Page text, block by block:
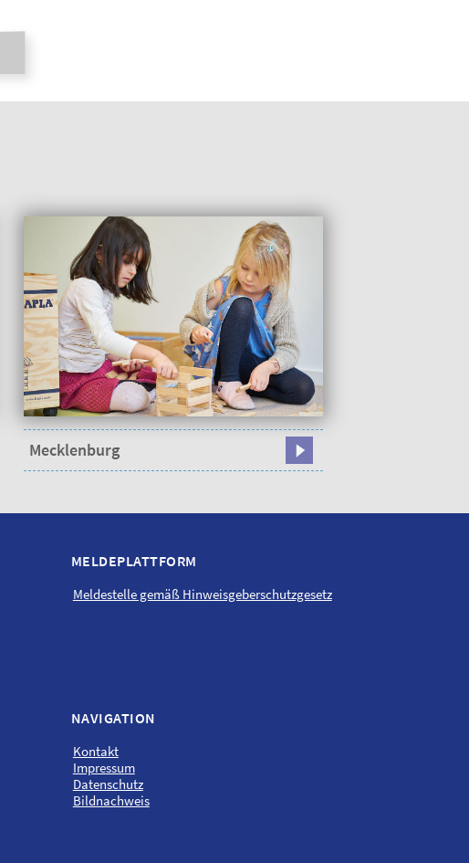
Mecklenburg
MELDEPLATTFORM
Meldestelle gemäß Hinweisgeber­schutzgesetz
NAVIGATION
Kontakt
Impressum
Datenschutz
Bildnachweis